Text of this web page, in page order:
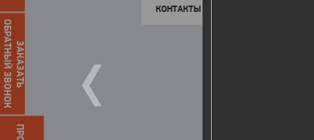
КОНТАКТЫ
ЗАКАЗАТЬ
ОБРАТНЫЙ ЗВОНОК